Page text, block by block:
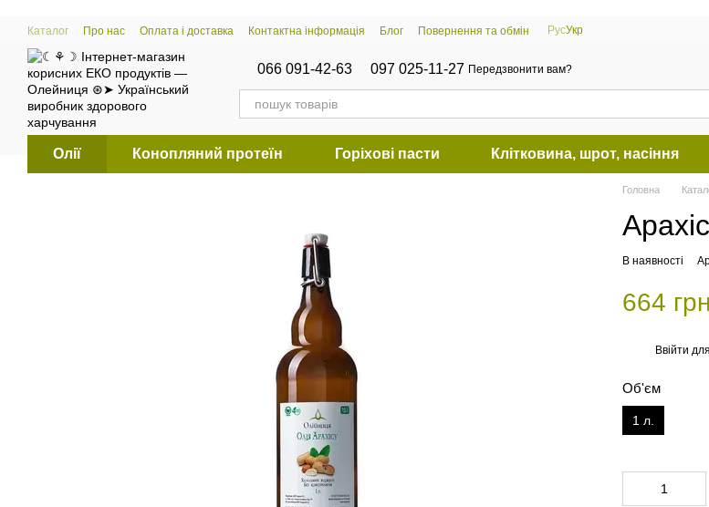
Перейти к основному контенту
Каталог Про нас Оплата і доставка Контактна інформація Блог Повернення та обмін РусУкр
066 091-42-63 097 025-11-27 Передзвонити вам?
Олії Конопляний протеїн Горіхові пасти Клітковина, шрот, насіння
Головна
В наявності
664 грн
Ввійти
Об'єм
1 л.